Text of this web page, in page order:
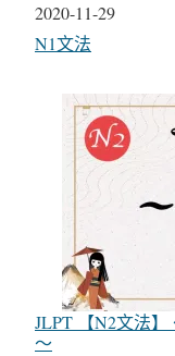
日期
2020-11-29
關於
N1文法
JLPT 【N2文法
～